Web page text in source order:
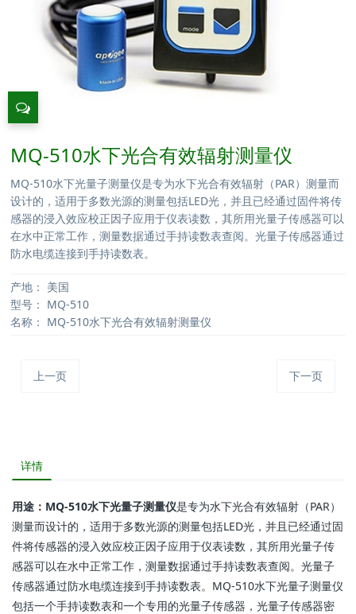
MQ-510水下光合有效辐射测量仪
MQ-510水下光量子测量仪是专为水下光合有效辐射（PAR）测量而
设计的，适用于多数光源的测量包括LED光，并且已经通过固件将传
感器的浸入效应校正因子应用于仪表读数，其所用光量子传感器可以
在水中正常工作，测量数据通过手持读数表查阅。光量子传感器通过
防水电缆连接到手持读数表。
产地： 美国
型号： MQ-510
名称： MQ-510水下光合有效辐射测量仪
上一页 下一页
详情
用途：MQ-510水下光量子测量仪是专为水下光合有效辐射（PAR）
测量而设计的，适用于多数光源的测量包括LED光，并且已经通过固
件将传感器的浸入效应校正因子应用于仪表读数，其所用光量子传
感器可以在水中正常工作，测量数据通过手持读数表查阅。光量子
传感器通过防水电缆连接到手持读数表。MQ-510水下光量子测量仪
包括一个手持读数表和一个专用的光量子传感器，光量子传感器密